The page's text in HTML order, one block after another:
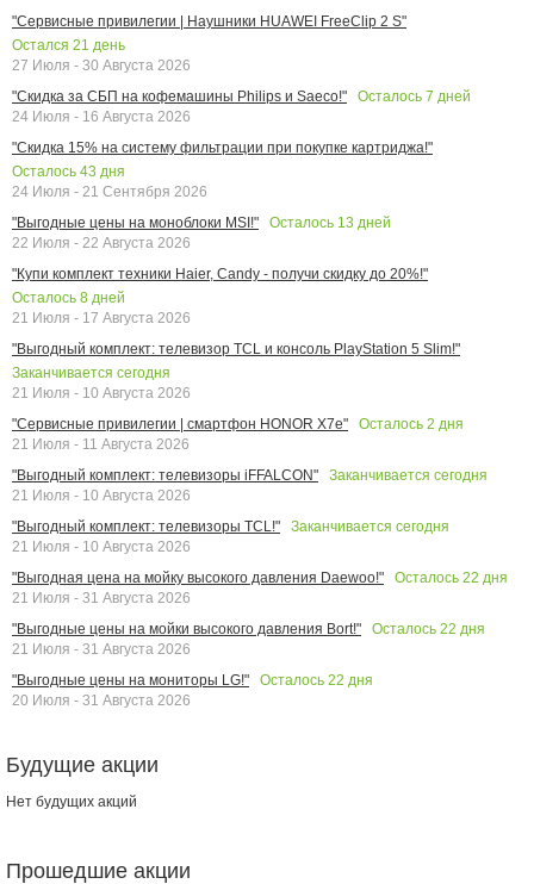
"Сервисные привилегии | Наушники HUAWEI FreeClip 2 S"
Остался 21 день
27 Июля - 30 Августа 2026
"Скидка за СБП на кофемашины Philips и Saeco!"
Осталось 7 дней
24 Июля - 16 Августа 2026
"Скидка 15% на систему фильтрации при покупке картриджа!"
Осталось 43 дня
24 Июля - 21 Сентября 2026
"Выгодные цены на моноблоки MSI!"
Осталось 13 дней
22 Июля - 22 Августа 2026
"Купи комплект техники Haier, Candy - получи скидку до 20%!"
Осталось 8 дней
21 Июля - 17 Августа 2026
"Выгодный комплект: телевизор TCL и консоль PlayStation 5 Slim!"
Заканчивается сегодня
21 Июля - 10 Августа 2026
"Сервисные привилегии | смартфон HONOR X7e"
Осталось 2 дня
21 Июля - 11 Августа 2026
"Выгодный комплект: телевизоры iFFALCON"
Заканчивается сегодня
21 Июля - 10 Августа 2026
"Выгодный комплект: телевизоры TCL!"
Заканчивается сегодня
21 Июля - 10 Августа 2026
"Выгодная цена на мойку высокого давления Daewoo!"
Осталось 22 дня
21 Июля - 31 Августа 2026
"Выгодные цены на мойки высокого давления Bort!"
Осталось 22 дня
21 Июля - 31 Августа 2026
"Выгодные цены на мониторы LG!"
Осталось 22 дня
20 Июля - 31 Августа 2026
Будущие акции
Нет будущих акций
Прошедшие акции